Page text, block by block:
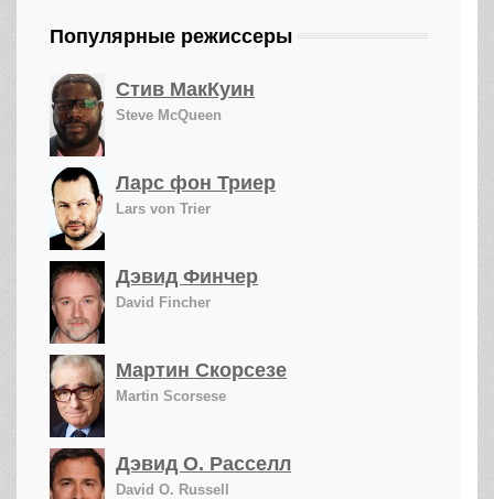
Популярные режиссеры
Стив МакКуин
Steve McQueen
Ларс фон Триер
Lars von Trier
Дэвид Финчер
David Fincher
Мартин Скорсезе
Martin Scorsese
Дэвид О. Расселл
David O. Russell